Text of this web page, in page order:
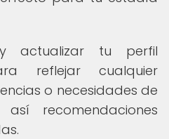
actualizar tu perfil
reflejar cualquier
o necesidades de
recomendaciones